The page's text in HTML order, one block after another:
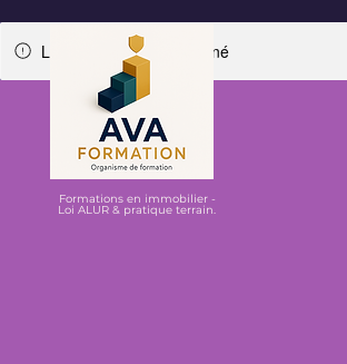
Formations en immobilier -
Loi ALUR & pratique terrain.
Le programme est terminé